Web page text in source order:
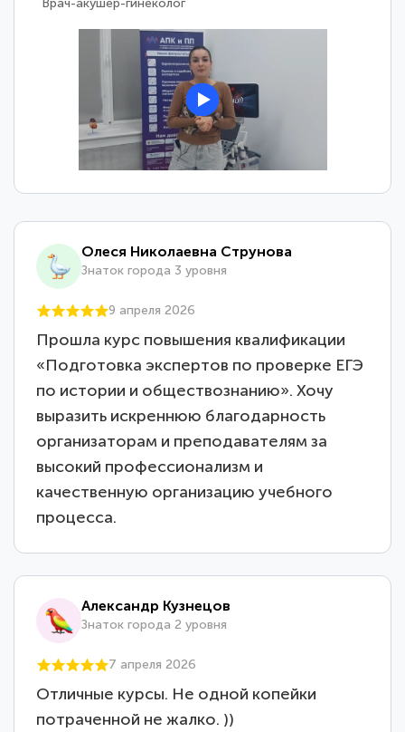
Врач-акушер-гинеколог
Олеся Николаевна Струнова
Знаток города 3 уровня
9 апреля 2026
Прошла курс повышения квалификации
«Подготовка экспертов по проверке ЕГЭ
по истории и обществознанию». Хочу
выразить искреннюю благодарность
организаторам и преподавателям за
высокий профессионализм и
качественную организацию учебного
процесса.
Александр Кузнецов
Знаток города 2 уровня
7 апреля 2026
Отличные курсы. Не одной копейки
потраченной не жалко. ))